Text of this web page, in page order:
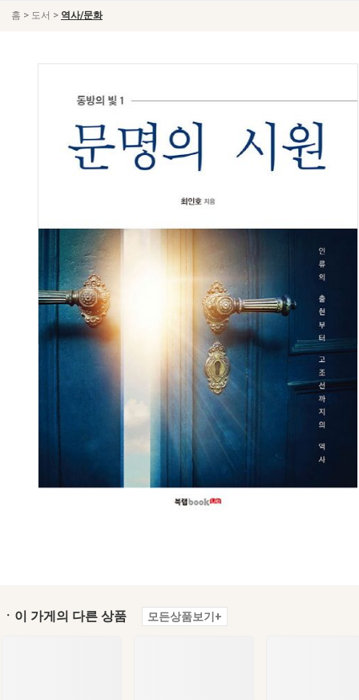
홈 > 도서 > 역사/문화
ㆍ이 가게의 다른 상품 모든상품보기+